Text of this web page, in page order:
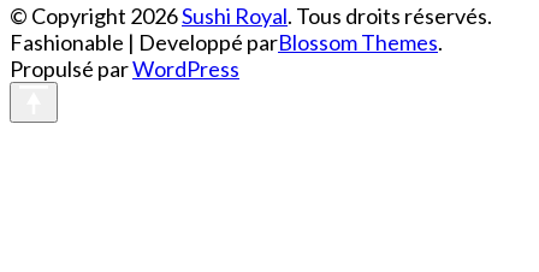
© Copyright 2026Sushi Royal. Tous droits réservés.
Fashionable | Developpé parBlossom Themes.
Propulsé parWordPress